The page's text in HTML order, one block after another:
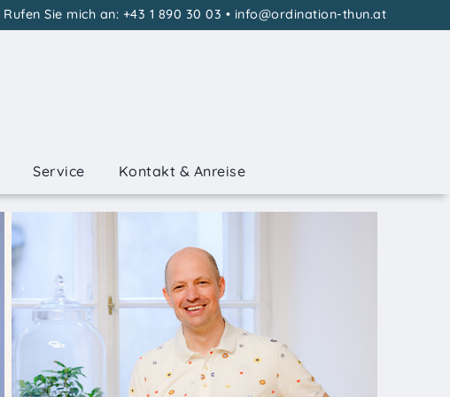
Rufen Sie mich an: +43 1 890 30 03 • info@ordination-thun.at
Service Kontakt & Anreise